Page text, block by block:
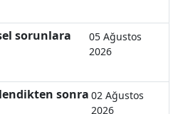
sorunlara
05 Ağustos
2026
sonra 02 Ağustos
2026